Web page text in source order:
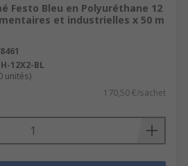
Festo Bleu en Polyuréthane 12
et industrielles x 50 m
12X2-BL
unités)
170,50 €/sachet